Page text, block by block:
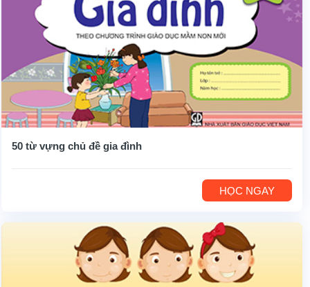
50 từ vựng chủ đề gia đình
HỌC NGAY